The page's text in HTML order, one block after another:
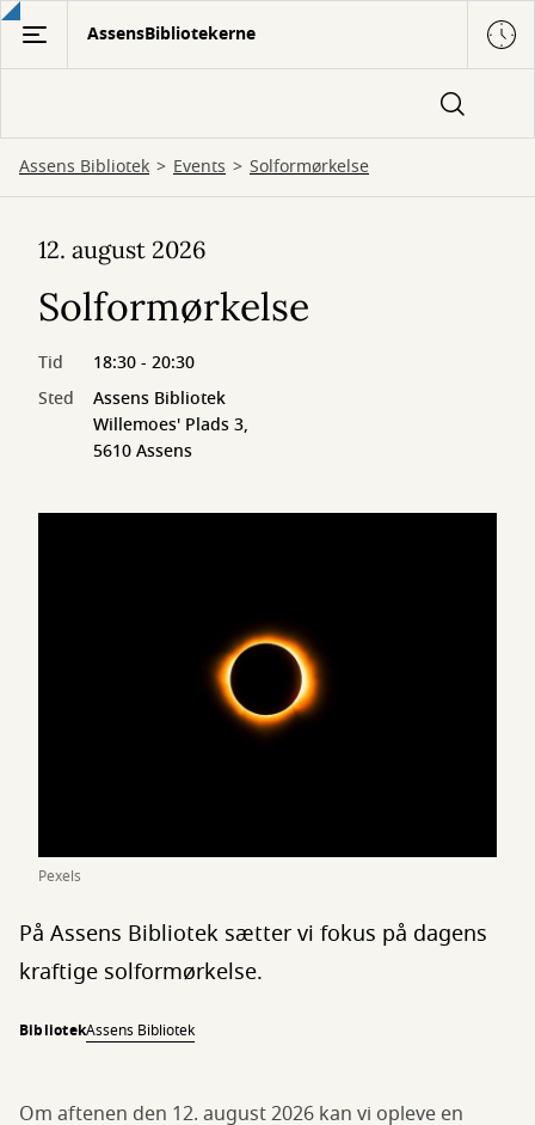
Gå
hovedindhold
AssensBibliotekerne
Assens Bibliotek Events Solformørkelse
Pexels
12. august 2026
Solformørkelse
Tid
18:30 - 20:30
Sted
Assens Bibliotek
Willemoes' Plads 3,
5610 Assens
På Assens Bibliotek sætter vi fokus på dagens
kraftige solformørkelse.
BibliotekAssens Bibliotek
Om aftenen den 12. august 2026 kan vi opleve en